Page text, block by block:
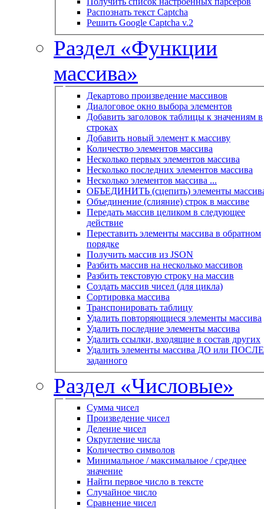
Распознать текст Captcha
Решить Google Captcha v.2
Раздел «Функции
массива»
Декартово произведение массивов
Диалоговое окно выбора элементов
Добавить заголовок таблицы к значениям в
строках
Добавить новый элемент к массиву
Количество элементов массива
Несколько первых элементов массива
Несколько последних элементов массива
Несколько элементов массива ...
ОБЪЕДИНИТЬ (сцепить) элементы
Объединение (слияние) строк в массиве
Передать массив целиком в следующее
действие
Переставить элементы массива в обратном
порядке
Получить массив из JSON
Разбить массив на несколько массивов
Разбить текстовую строку на массив
Создать массив чисел (для цикла)
Сортировка массива
Транспонировать таблицу
Удалить повторяющиеся элементы массива
Удалить последние элементы массива
Удалить ссылки, входящие в состав других
Удалить элементы массива ДО или ПОСЛЕ
заданного
Раздел «Числовые»
Сумма чисел
Произведение чисел
Деление чисел
Округление числа
Количество символов
Минимальное / максимальное / среднее
значение
Найти первое число в тексте
Случайное число
Сравнение чисел